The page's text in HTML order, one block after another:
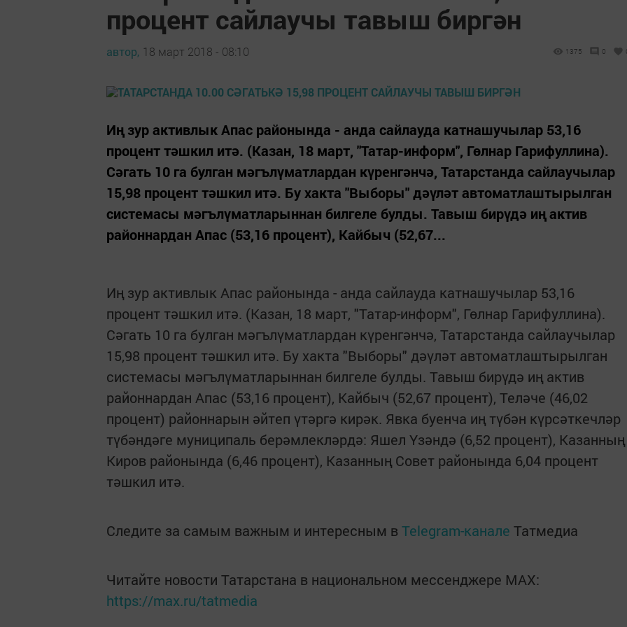
процент сайлаучы тавыш биргән
автор, 18 март 2018 - 08:10 1375 0
Иң зур активлык Апас районында - анда сайлауда катнашучылар 53,16
процент тәшкил итә. (Казан, 18 март, "Татар-информ", Гөлнар Гарифуллина).
Сәгать 10 га булган мәгълүматлардан күренгәнчә, Татарстанда сайлаучылар
15,98 процент тәшкил итә. Бу хакта "Выборы" дәүләт автоматлаштырылган
системасы мәгълүматларыннан билгеле булды. Тавыш бирүдә иң актив
районнардан Апас (53,16 процент), Кайбыч (52,67...
Иң зур активлык Апас районында - анда сайлауда катнашучылар 53,16
процент тәшкил итә. (Казан, 18 март, "Татар-информ", Гөлнар Гарифуллина).
Сәгать 10 га булган мәгълүматлардан күренгәнчә, Татарстанда сайлаучылар
15,98 процент тәшкил итә. Бу хакта "Выборы" дәүләт автоматлаштырылган
системасы мәгълүматларыннан билгеле булды. Тавыш бирүдә иң актив
районнардан Апас (53,16 процент), Кайбыч (52,67 процент), Теләче (46,02
процент) районнарын әйтеп үтәргә кирәк. Явка буенча иң түбән күрсәткечләр
түбәндәге муниципаль берәмлекләрдә: Яшел Үзәндә (6,52 процент), Казанның
Киров районында (6,46 процент), Казанның Совет районында 6,04 процент
тәшкил итә.
Следите за самым важным и интересным в Telegram-канале Татмедиа
Читайте новости Татарстана в национальном мессенджере MАХ:
https://max.ru/tatmedia